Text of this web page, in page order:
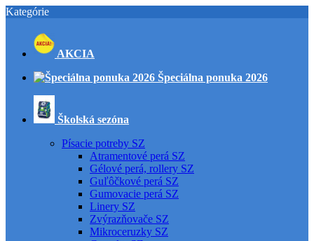
Kategórie
AKCIA
Špeciálna ponuka 2026
Školská sezóna
Písacie potreby SZ
Atramentové perá SZ
Gélové perá, rollery SZ
Guľôčkové perá SZ
Gumovacie perá SZ
Linery SZ
Zvýrazňovače SZ
Mikroceruzky SZ